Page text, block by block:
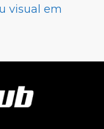
visual em